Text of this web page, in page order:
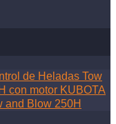
de Heladas Tow
con motor KUBOTA
and Blow 250H